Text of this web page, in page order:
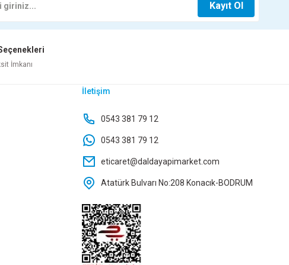
Sepete Ekle
GALVANİZ REDÜKSİYON
100,80 TL
2-3/4 GALVANİZ REDÜKSİYON
Kayıt Ol
İmkanı
İletişim
0543 381 79 12
0543 381 79 12
eticaret@daldayapimarket.com
Atatürk Bulvarı No:208 Konacık-BODRUM